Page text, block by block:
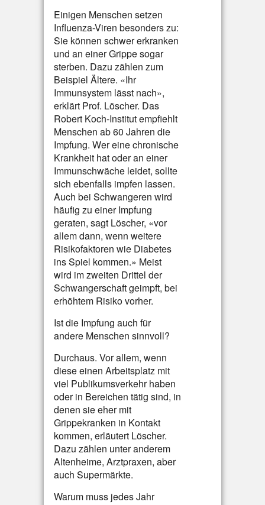
Einigen Menschen setzen
Influenza-Viren besonders zu:
Sie können schwer erkranken
und an einer Grippe sogar
sterben. Dazu zählen zum
Beispiel Ältere. «Ihr
Immunsystem lässt nach»,
erklärt Prof. Löscher. Das
Robert Koch-Institut empfiehlt
Menschen ab 60 Jahren die
Impfung. Wer eine chronische
Krankheit hat oder an einer
Immunschwäche leidet, sollte
sich ebenfalls impfen lassen.
Auch bei Schwangeren wird
häufig zu einer Impfung
geraten, sagt Löscher, «vor
allem dann, wenn weitere
Risikofaktoren wie Diabetes
ins Spiel kommen.» Meist
wird im zweiten Drittel der
Schwangerschaft geimpft, bei
erhöhtem Risiko vorher.
Ist die Impfung auch für
andere Menschen sinnvoll?
Durchaus. Vor allem, wenn
diese einen Arbeitsplatz mit
viel Publikumsverkehr haben
oder in Bereichen tätig sind, in
denen sie eher mit
Grippekranken in Kontakt
kommen, erläutert Löscher.
Dazu zählen unter anderem
Altenheime, Arztpraxen, aber
auch Supermärkte.
Warum muss jedes Jahr